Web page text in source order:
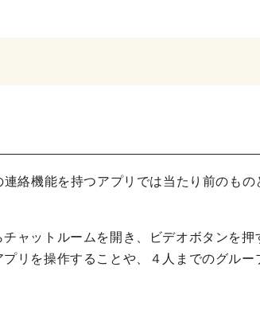
絡機能を持つアプリでは当たり前のも
ャットルームを開き、ビデオボタンを
リを操作することや、４人までのグル